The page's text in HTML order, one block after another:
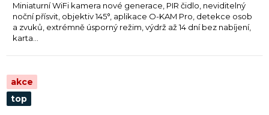
Miniaturní WiFi kamera nové generace, PIR čidlo, neviditelný
noční přísvit, objektiv 145°, aplikace O-KAM Pro, detekce osob
a zvuků, extrémně úsporný režim, výdrž až 14 dní bez nabíjení,
karta...
akce
top